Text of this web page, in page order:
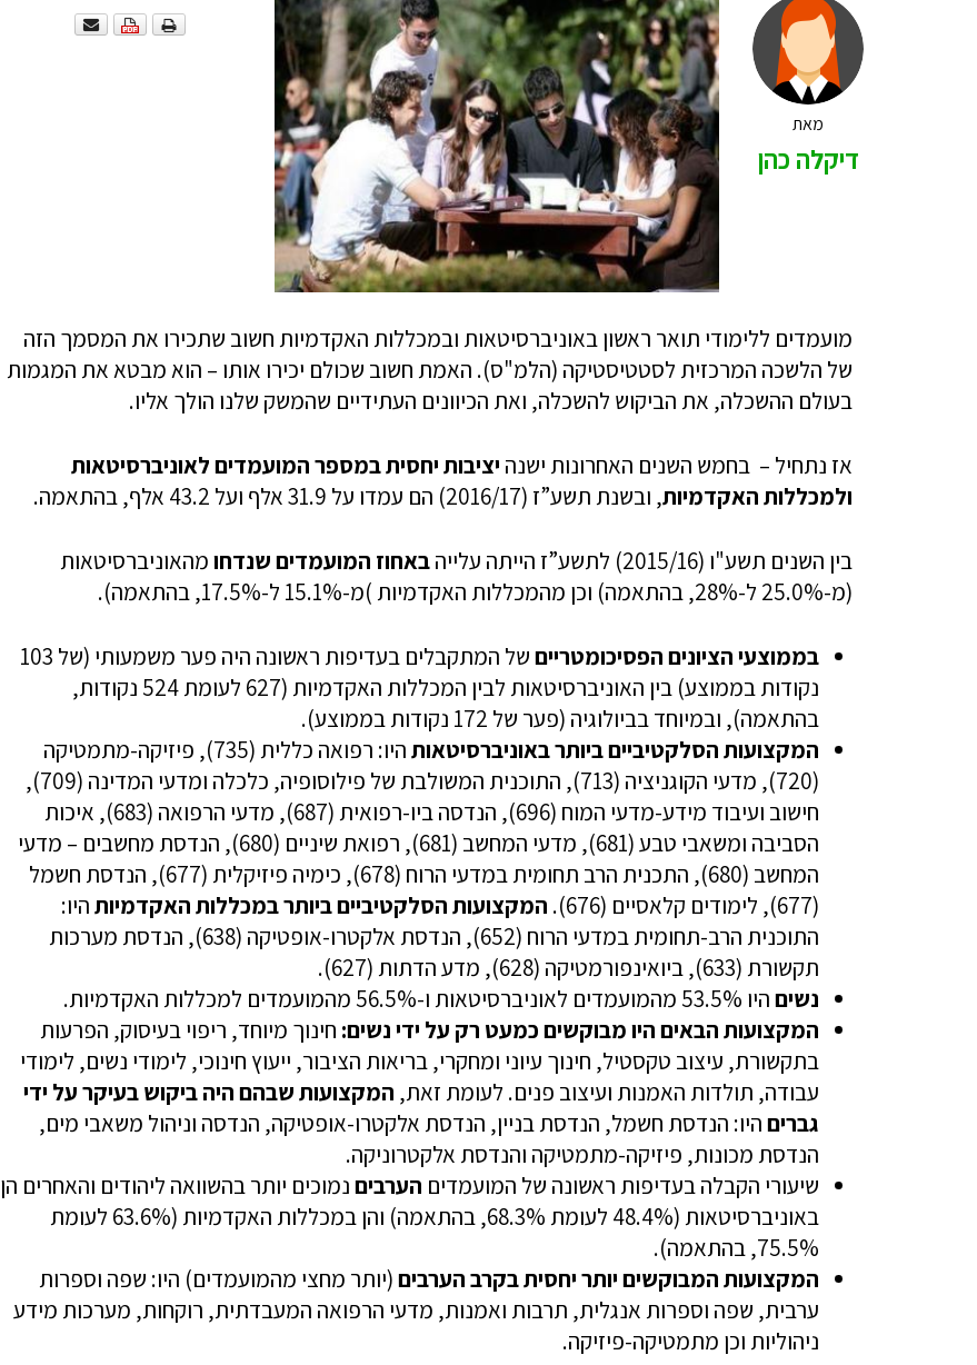
מאת
דיקלה כהן
מועמדים ללימודי תואר ראשון באוניברסיטאות ובמכללות האקדמיות חשוב שתכירו את המסמך הזה
של הלשכה המרכזית לסטטיסטיקה (הלמ"ס). האמת חשוב שכולם יכירו אותו – הוא מבטא את המגמות
בעולם ההשכלה, את הביקוש להשכלה, ואת הכיוונים העתידיים שהמשק שלנו הולך אליו.
אז נתחיל – בחמש השנים האחרונות ישנה יציבות יחסית במספר המועמדים לאוניברסיטאות
ולמכללות האקדמיות, ובשנת תשע”ז (2016/17) הם עמדו על 31.9 אלף ועל 43.2 אלף, בהתאמה.
בין השנים תשע"ו (2015/16) לתשע”ז הייתה עלייה באחוז המועמדים שנדחומהאוניברסיטאות
(מ-25.0% ל-28%, בהתאמה) וכן מהמכללות האקדמיות )מ-15.1% ל-17.5%, בהתאמה).
בממוצעי הציונים הפסיכומטריים
של המתקבלים בעדיפות ראשונה היה פער משמעותי (של 103
נקודות בממוצע) בין האוניברסיטאות לבין המכללות האקדמיות (627 לעומת 524 נקודות,
בהתאמה), ובמיוחד בביולוגיה (פער של 172 נקודות בממוצע).
המקצועות הסלקטיביים ביותר באוניברסיטאות
היו: רפואה כללית (735), פיזיקה-מתמטיקה
(720), מדעי הקוגניציה (713), התוכנית המשולבת של פילוסופיה, כלכלה ומדעי המדינה (709),
חישוב ועיבוד מידע-מדעי המוח (696), הנדסה ביו-רפואית (687), מדעי הרפואה (683), איכות
הסביבה ומשאבי טבע (681), מדעי המחשב (681), רפואת שיניים (680), הנדסת מחשבים – מדעי
המחשב (680), התכנית הרב תחומית במדעי הרוח (678), כימיה פיזיקלית (677), הנדסת חשמל
(677), לימודים קלאסיים (676).
המקצועות הסלקטיביים ביותר במכללות האקדמיותהיו:
התוכנית הרב-תחומית במדעי הרוח (652), הנדסת אלקטרו-אופטיקה (638), הנדסת מערכות
תקשורת (633), ביואינפורמטיקה (628), מדע הדתות (627).
נשיםהיו 53.5% מהמועמדים לאוניברסיטאות ו-56.5% מהמועמדים למכללות האקדמיות.
המקצועות הבאיםהיומבוקשים כמעט רק על ידינשים: חינוך מיוחד, ריפוי בעיסוק, הפרעות
בתקשורת, עיצוב טקסטיל, חינוך עיוני ומחקרי, בריאות הציבור, ייעוץ חינוכי, לימודי נשים, לימודי
עבודה, תולדות האמנות ועיצוב פנים. לעומת זאת, המקצועות שבהם היה ביקוש בעיקר על ידי
גבריםהיו: הנדסת חשמל, הנדסת בניין, הנדסת אלקטרו-אופטיקה, הנדסה וניהול משאבי מים,
הנדסת מכונות, פיזיקה-מתמטיקה והנדסת אלקטרוניקה.
שיעורי הקבלה בעדיפות ראשונה של המועמדים הערביםנמוכים יותר בהשוואה ליהודים והאחרים הן
באוניברסיטאות (48.4% לעומת 68.3%, בהתאמה) והן במכללות האקדמיות (63.6% לעומת
75.5%, בהתאמה).
המקצועות המבוקשים יותר יחסית בקרב הערבים(יותר מחצי מהמועמדים) היו: שפה וספרות
ערבית, שפה וספרות אנגלית, תרבות ואמנות, מדעי הרפואה המעבדתית, רוקחות, מערכות מידע
ניהוליות וכן מתמטיקה-פיזיקה.